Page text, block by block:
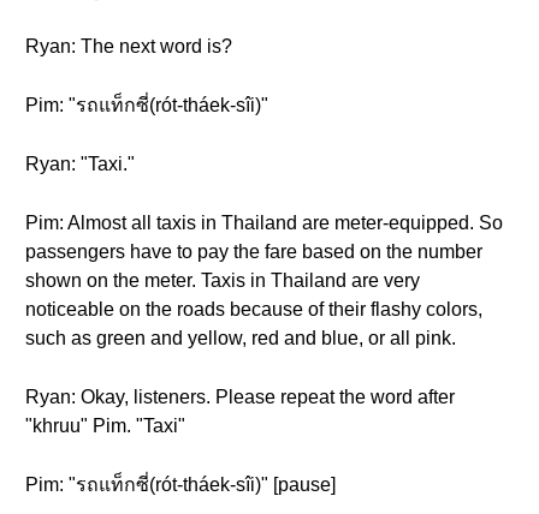
Ryan: The next word is?
Pim: "รถแท็กซี่(rót-tháek-sîi)"
Ryan: "Taxi."
Pim: Almost all taxis in Thailand are meter-equipped. So
passengers have to pay the fare based on the number
shown on the meter. Taxis in Thailand are very
noticeable on the roads because of their flashy colors,
such as green and yellow, red and blue, or all pink.
Ryan: Okay, listeners. Please repeat the word after
"khruu" Pim. "Taxi"
Pim: "รถแท็กซี่(rót-tháek-sîi)" [pause]